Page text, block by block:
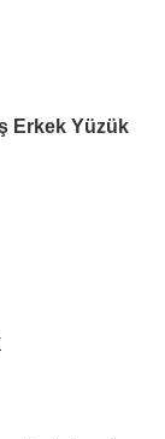
Erkek Yüzük